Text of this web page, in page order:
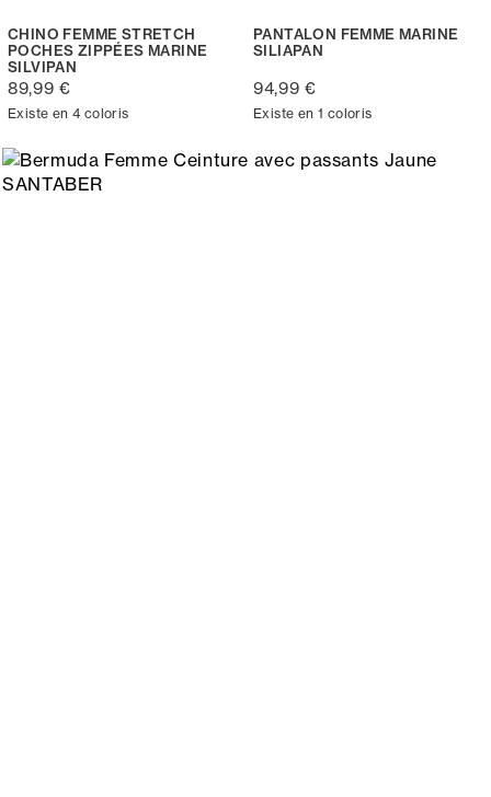
CHINO FEMME STRETCH
POCHES ZIPPÉES MARINE
SILVIPAN
89,99 €
Existe en 4 coloris
PANTALON FEMME MARINE
SILIAPAN
94,99 €
Existe en 1 coloris